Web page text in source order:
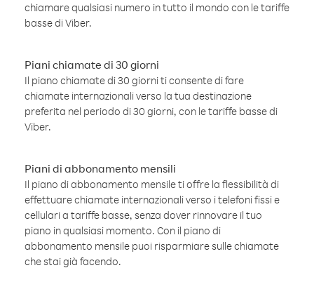
chiamare qualsiasi numero in tutto il mondo con le tariffe
basse di Viber.
Piani chiamate di 30 giorni
Il piano chiamate di 30 giorni ti consente di fare
chiamate internazionali verso la tua destinazione
preferita nel periodo di 30 giorni, con le tariffe basse di
Viber.
Piani di abbonamento mensili
Il piano di abbonamento mensile ti offre la flessibilità di
effettuare chiamate internazionali verso i telefoni fissi e
cellulari a tariffe basse, senza dover rinnovare il tuo
piano in qualsiasi momento. Con il piano di
abbonamento mensile puoi risparmiare sulle chiamate
che stai già facendo.